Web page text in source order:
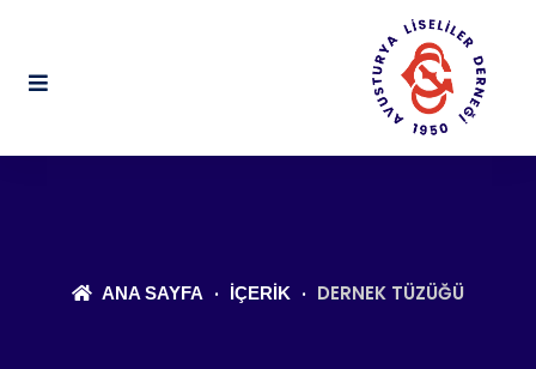
ANA SAYFA İÇERIK DERNEK TÜZÜĞÜ